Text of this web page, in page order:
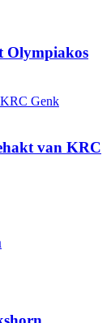
Olympiakos
van KRC